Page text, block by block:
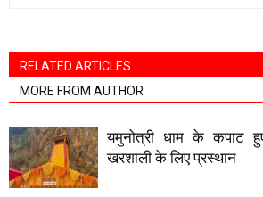
RELATED ARTICLES
MORE FROM AUTHOR
यमुनोत्री धाम के कपाट
खरशाली के लिए प्रस्थान